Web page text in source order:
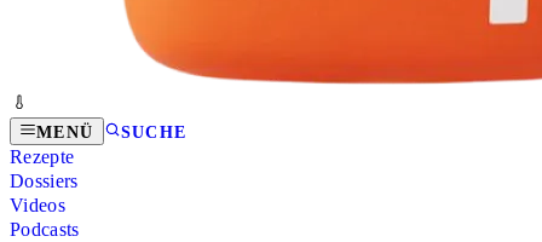
MENÜ SUCHE
Rezepte
Dossiers
Videos
Podcasts